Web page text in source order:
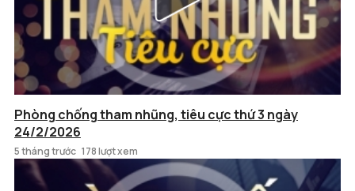
Phòng chống tham nhũng, tiêu cực thứ 3 ngày
24/2/2026
5 tháng trước 178 lượt xem